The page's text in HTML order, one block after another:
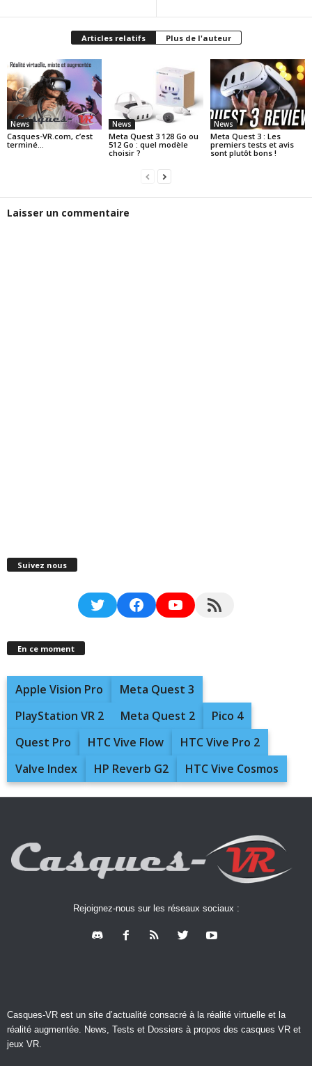
Articles relatifs Plus de l'auteur
News
Casques-VR.com, c’est
terminé…
News
Meta Quest 3 128 Go ou
512 Go : quel modèle
choisir ?
News
Meta Quest 3 : Les
premiers tests et avis
sont plutôt bons !
Laisser un commentaire
Suivez nous
TwitterFacebookYouTubeRSS Feed
En ce moment
Apple Vision Pro
Meta Quest 3
PlayStation VR 2
Meta Quest 2
Pico 4
Quest Pro
HTC Vive Flow
HTC Vive Pro 2
Valve Index
HP Reverb G2 HTC Vive Cosmos
Rejoignez-nous sur les réseaux sociaux :
Casques-VR est un site d’actualité consacré à la réalité virtuelle et la
réalité augmentée. News, Tests et Dossiers à propos des casques VR et
jeux VR.